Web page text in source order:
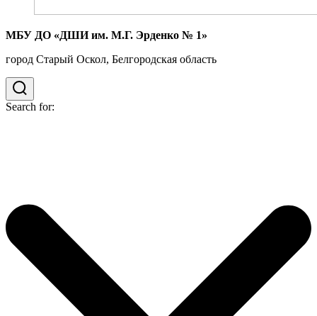
МБУ ДО «ДШИ им. М.Г. Эрденко № 1»
город Старый Оскол, Белгородская область
Search for: